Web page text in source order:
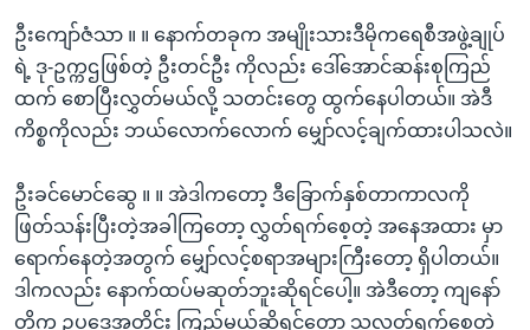
ဦးကျော်ဇံသာ ။ ။ နောက်တခုက အမျိုးသားဒီမိုကရေစီအဖွဲ့ချုပ်
ရဲ့ ဒု-ဥက္ကဌဖြစ်တဲ့ ဦးတင်ဦး ကိုလည်း ဒေါ်အောင်ဆန်းစုကြည်
ထက် စောပြီးလွှတ်မယ်လို့ သတင်းတွေ ထွက်နေပါတယ်။ အဲဒီ
ကိစ္စကိုလည်း ဘယ်လောက်လောက် မျှော်လင့်ချက်ထားပါသလဲ။
ဦးခင်မောင်ဆွေ ။ ။ အဲဒါကတော့ ဒီခြောက်နှစ်တာကာလကို
ဖြတ်သန်းပြီးတဲ့အခါကြတော့ လွှတ်ရက်စေ့တဲ့ အနေအထား မှာ
ရောက်နေတဲ့အတွက် မျှော်လင့်စရာအများကြီးတော့ ရှိပါတယ်။
ဒါကလည်း နောက်ထပ်မဆုတ်ဘူးဆိုရင်ပေါ့။ အဲဒီတော့ ကျနော်
တို့က ဥပဒေအတိုင်း ကြည့်မယ်ဆိုရင်တော့ သူလွှတ်ရက်စေ့တဲ့